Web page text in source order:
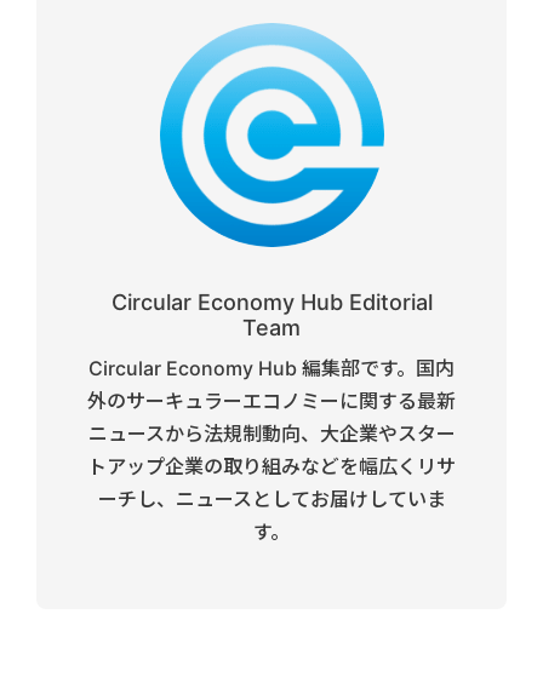
Circular Economy Hub Editorial
Team
Circular Economy Hub 編集部です。国内
外のサーキュラーエコノミーに関する最新
ニュースから法規制動向、大企業やスター
トアップ企業の取り組みなどを幅広くリサ
ーチし、ニュースとしてお届けしていま
す。